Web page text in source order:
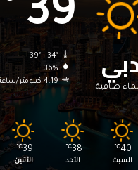
صافية
39
39º - 34º
36%
4.19 كيلومتر/ساعة
40
℃
السبت
38
℃
الأحد
39
℃
الأثنين